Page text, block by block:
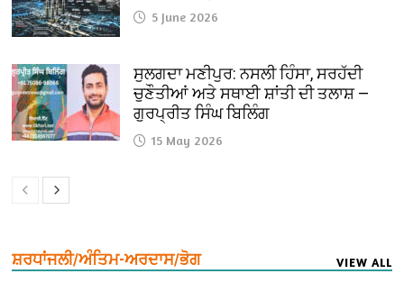
5 June 2026
ਸੁਲਗਦਾ ਮਣੀਪੁਰ: ਨਸਲੀ ਹਿੰਸਾ, ਸਰਹੱਦੀ
ਚੁਣੌਤੀਆਂ ਅਤੇ ਸਥਾਈ ਸ਼ਾਂਤੀ ਦੀ ਤਲਾਸ਼ —
ਗੁਰਪ੍ਰੀਤ ਸਿੰਘ ਬਿਲਿੰਗ
15 May 2026
ਸ਼ਰਧਾਂਜਲੀ/ਅੰਤਿਮ-ਅਰਦਾਸ/ਭੋਗ VIEW ALL